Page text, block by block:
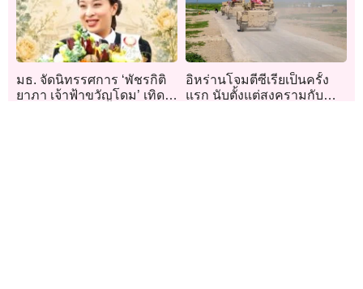
มธ. จัดนิทรรศการ ‘พัชรกิติ
ยาภา เจ้าฟ้าขวัญโดม’ เทิด
อิหร่านโจมตีซีเรียเป็นครั้ง
แรก นับตั้งแต่สงครามกับ